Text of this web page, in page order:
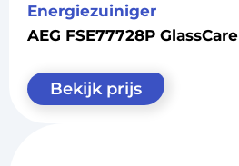
Energiezuiniger
AEG FSE77728P GlassCare
Bekijk prijs